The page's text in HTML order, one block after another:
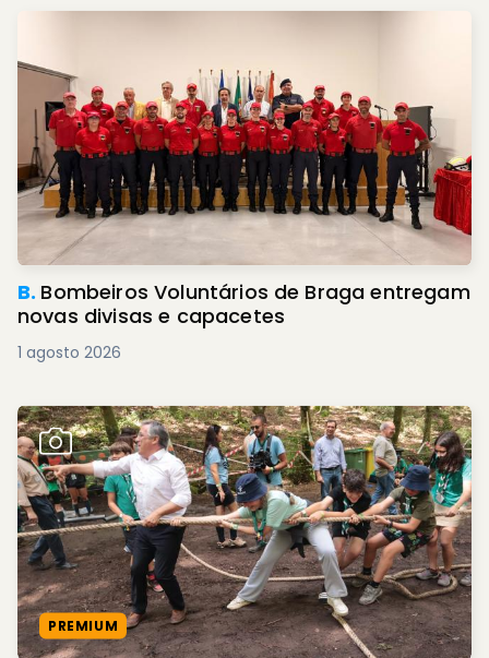
B. Bombeiros Voluntários de Braga entregam
novas divisas e capacetes
1 agosto 2026
PREMIUM